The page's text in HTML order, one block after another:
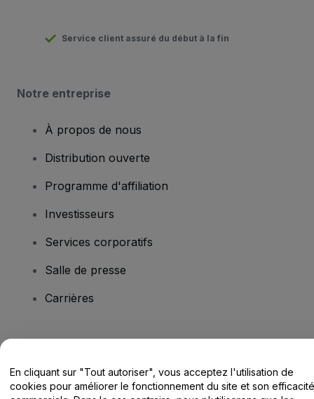
Service client assuré du début à la fin
Notre entreprise
À propos de nous
Distribution ouverte
Programme d'affiliation
Investisseurs
Services corporatifs
Salle de presse
Carrières
Centre d'assistance / Nous contacter
En cliquant sur "Tout autoriser", vous acceptez l'utilisation de
cookies pour améliorer le fonctionnement du site et son efficacité